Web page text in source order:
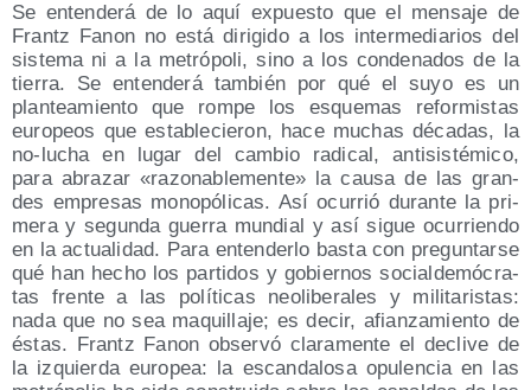
Se enten­de­rá de lo aquí expues­to que el men­sa­je de
Frantz Fanon no está diri­gi­do a los inter­me­dia­rios del
sis­te­ma ni a la metró­po­li, sino a los con­de­na­dos de la
tie­rra. Se enten­de­rá tam­bién por qué el suyo es un
plan­tea­mien­to que rom­pe los esque­mas refor­mis­tas
euro­peos que esta­ble­cie­ron, hace muchas déca­das, la
no-lucha en lugar del cam­bio radi­cal, anti­sis­té­mi­co,
para abra­zar «razo­na­ble­men­te» la cau­sa de las gran­
des empre­sas mono­pó­li­cas. Así ocu­rrió duran­te la pri­
me­ra y segun­da gue­rra mun­dial y así sigue ocu­rrien­do
en la actua­li­dad. Para enten­der­lo bas­ta con pre­gun­tar­se
qué han hecho los par­ti­dos y gobier­nos social­de­mó­cra­
tas fren­te a las polí­ti­cas neo­li­be­ra­les y mili­ta­ris­tas:
nada que no sea maqui­lla­je; es decir, afian­za­mien­to de
éstas. Frantz Fanon obser­vó cla­ra­men­te el decli­ve de
la izquier­da euro­pea: la escan­da­lo­sa opu­len­cia en las